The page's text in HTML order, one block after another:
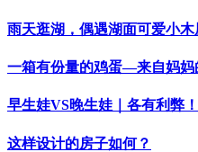
雨天逛湖，偶遇湖面可爱小木
一箱有份量的鸡蛋—来自妈妈
早生娃VS晚生娃｜各有利弊
这样设计的房子如何？